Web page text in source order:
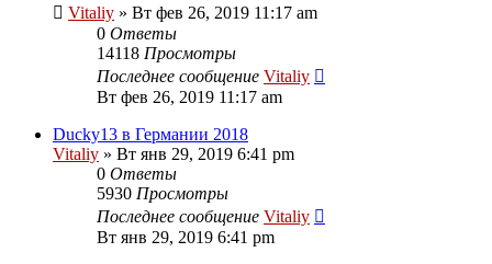
Vitaliy » Вт фев 26, 2019 11:17 am
0 Ответы
14118 Просмотры
Последнее сообщение Vitaliy
Вт фев 26, 2019 11:17 am
Ducky13 в Германии 2018
Vitaliy » Вт янв 29, 2019 6:41 pm
0 Ответы
5930 Просмотры
Последнее сообщение Vitaliy
Вт янв 29, 2019 6:41 pm